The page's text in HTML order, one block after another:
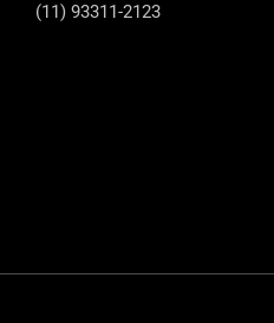
(11) 93311-2123